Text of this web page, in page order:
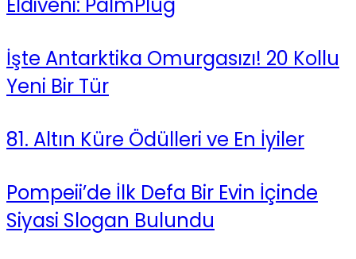
İşte Antarktika Omurgasızı! 20 Kollu
Yeni Bir Tür
81. Altın Küre Ödülleri ve En İyiler
Pompeii’de İlk Defa Bir Evin İçinde
Siyasi Slogan Bulundu